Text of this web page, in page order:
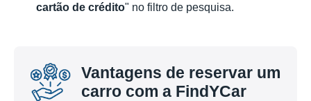
cartão de crédito" no filtro de pesquisa.
Vantagens de reservar um
carro com a FindYCar